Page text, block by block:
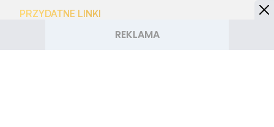
PRZYDATNE LINKI